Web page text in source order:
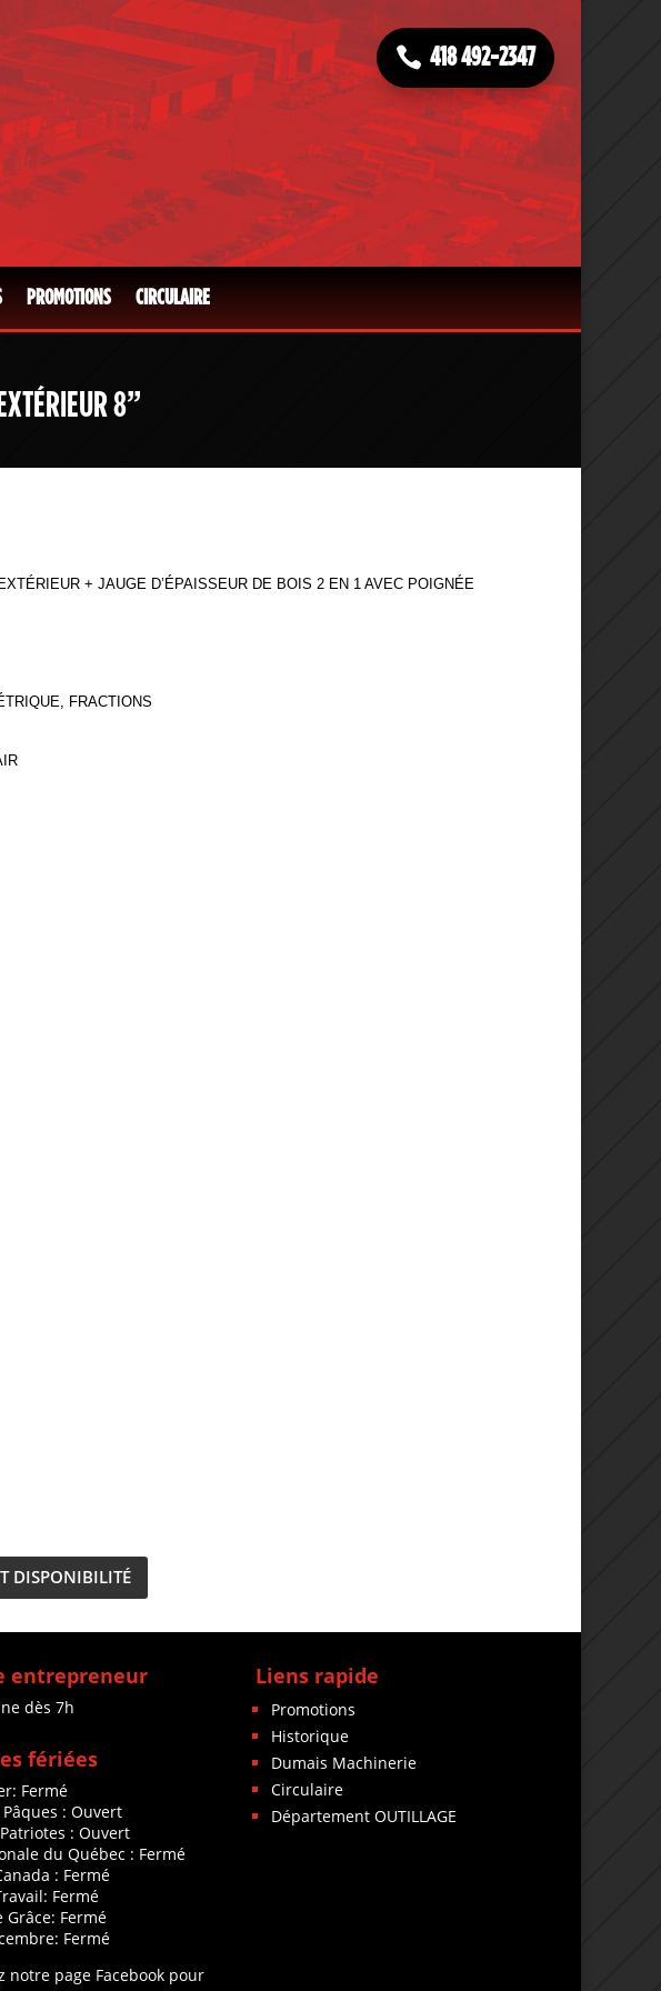
418 492-2347
PROMOTIONS CIRCULAIRE
8”
+ JAUGE D’ÉPAISSEUR DE BOIS 2 EN 1 AVEC POIGNÉE
FRACTIONS
DISPONIBILITÉ
entrepreneur
dès 7h
fériées
Fermé
: Ouvert
: Ouvert
du Québec : Fermé
: Fermé
Fermé
Grâce: Fermé
Fermé
notre page Facebook pour
Liens rapide
Promotions
Historique
Dumais Machinerie
Circulaire
Département OUTILLAGE